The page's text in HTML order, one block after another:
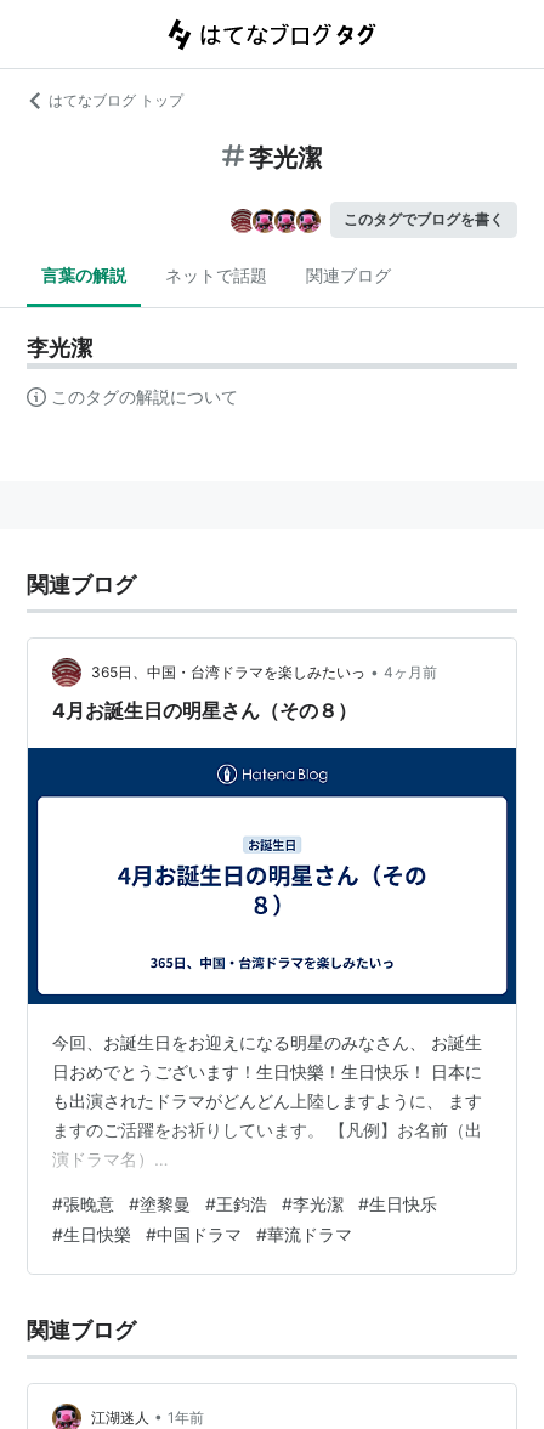
はてなブログ トップ
李光潔
このタグでブログを書く
言葉の解説 ネットで話題 関連ブログ
李光潔
このタグの解説について
関連ブログ
365日、中国・台湾ドラマを楽しみたいっ • 4ヶ月前
4月お誕生日の明星さん（その８）
今回、お誕生日をお迎えになる明星のみなさん、 お誕生
日おめでとうございます！生日快樂！生日快乐！ 日本に
も出演されたドラマがどんどん上陸しますように、 ます
ますのご活躍をお祈りしています。 【凡例】お名前（出
演ドラマ名）
4/22 ・梁振倫さん （マイ・ディア・ライフ〜かけがえの
ない明日へ〜、王女未央-BIOU-、明朝皇伝 ～大王への道
～） ・孫驍驍さん （大明皇妃-Empress of the Ming-、
～） ・張晚意さん （似錦 ～華めく運命～、テレサ・テ
ン 歌姫を愛した人々、安寧録～海棠に…
#張晚意 #塗黎曼 #王鈞浩 #李光潔 #生日快乐
#生日快樂 #中国ドラマ #華流ドラマ
関連ブログ
江湖迷人 • 1年前